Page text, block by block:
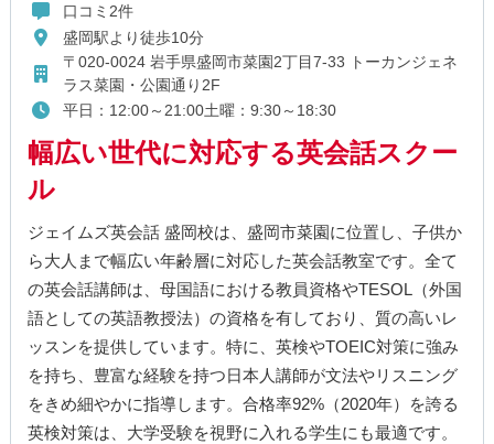
口コミ2件
盛岡駅より徒歩10分
〒020-0024 岩手県盛岡市菜園2丁目7-33 トーカンジェネ
ラス菜園・公園通り2F
平日：12:00～21:00土曜：9:30～18:30
幅広い世代に対応する英会話スクー
ル
ジェイムズ英会話 盛岡校は、盛岡市菜園に位置し、子供か
ら大人まで幅広い年齢層に対応した英会話教室です。全て
の英会話講師は、母国語における教員資格やTESOL（外国
語としての英語教授法）の資格を有しており、質の高いレ
ッスンを提供しています。特に、英検やTOEIC対策に強み
を持ち、豊富な経験を持つ日本人講師が文法やリスニング
をきめ細やかに指導します。合格率92%（2020年）を誇る
英検対策は、大学受験を視野に入れる学生にも最適です。